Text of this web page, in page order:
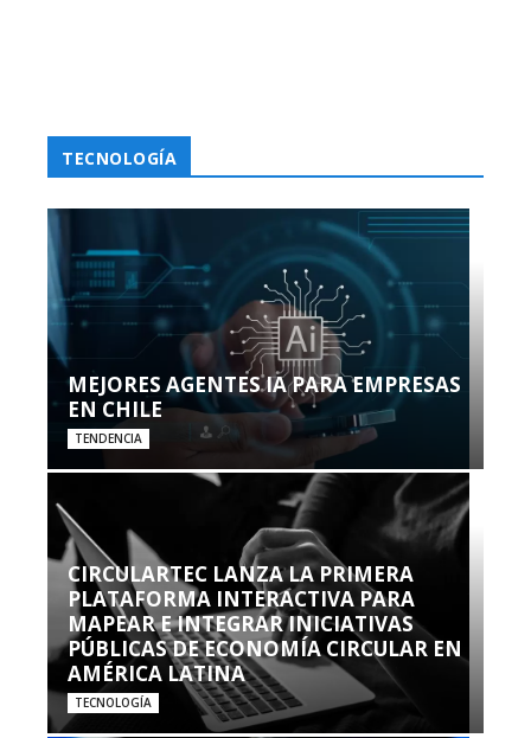
TECNOLOGÍA
MEJORES AGENTES IA PARA EMPRESAS
EN CHILE
TENDENCIA
CIRCULARTEC LANZA LA PRIMERA
PLATAFORMA INTERACTIVA PARA
MAPEAR E INTEGRAR INICIATIVAS
PÚBLICAS DE ECONOMÍA CIRCULAR EN
AMÉRICA LATINA
TECNOLOGÍA